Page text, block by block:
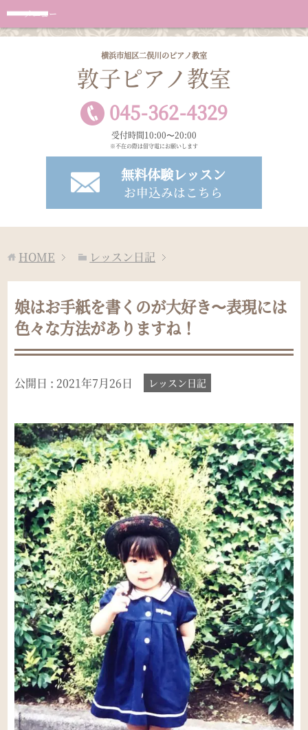
横浜市旭区二俣川のピアノ教室
敦子ピアノ教室
045-362-4329
受付時間10:00〜20:00
※不在の際は留守電にお願いします
無料体験レッスン
お申込みはこちら
メニュー
HOME レッスン日記
娘はお手紙を書くのが大好き〜表現には
色々な方法がありますね！
公開日 : 2021年7月26日 レッスン日記